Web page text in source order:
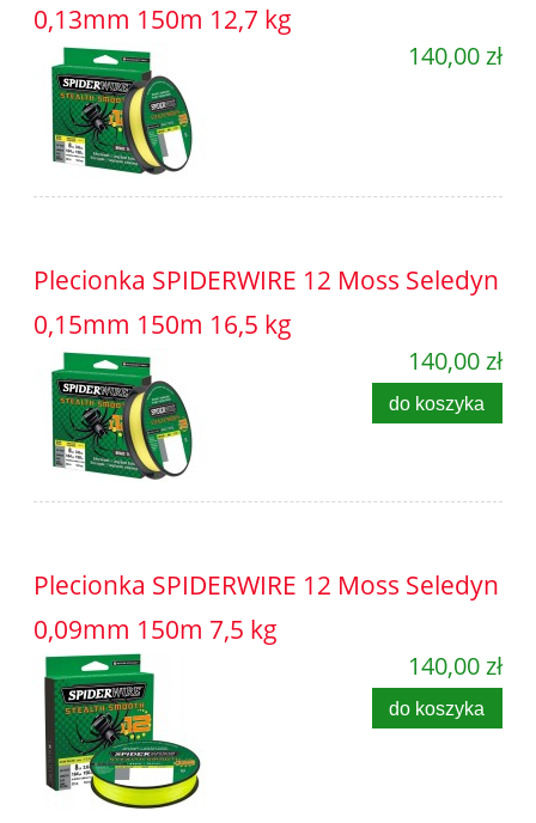
0,13mm 150m 12,7 kg
140,00 zł
Plecionka SPIDERWIRE 12 Moss Seledyn
0,15mm 150m 16,5 kg
140,00 zł
do koszyka
Plecionka SPIDERWIRE 12 Moss Seledyn
0,09mm 150m 7,5 kg
140,00 zł
do koszyka